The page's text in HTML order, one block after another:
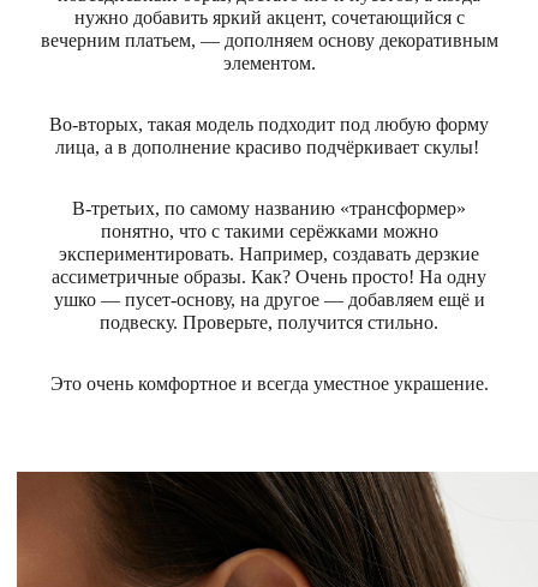
нужно добавить яркий акцент, сочетающийся с
вечерним платьем, — дополняем основу декоративным
элементом.
Во-вторых, такая модель подходит под любую форму
лица, а в дополнение красиво подчёркивает скулы!
В-третьих, по самому названию «трансформер»
понятно, что с такими серёжками можно
экспериментировать. Например, создавать дерзкие
ассиметричные образы. Как? Очень просто! На одну
ушко — пусет-основу, на другое — добавляем ещё и
подвеску. Проверьте, получится стильно.
Это очень комфортное и всегда уместное украшение.